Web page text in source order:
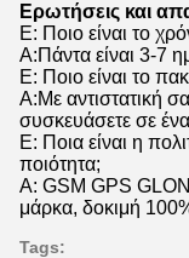
Ερωτήσεις και
Ε: Ποιο είναι το
Α:Πάντα είναι 3-7
Ε: Ποιο είναι το
Α:Με αντιστατική
συσκευάσετε σε ένα
Ε: Ποια είναι η
ποιότητα;
Α: GSM GPS
μάρκα, δοκιμή
Tags: